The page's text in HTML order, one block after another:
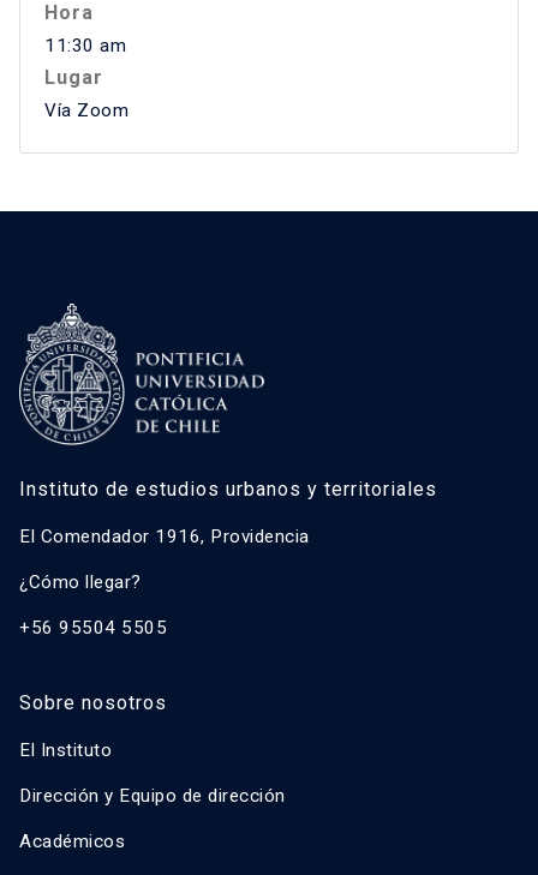
Hora
11:30 am
Lugar
Vía Zoom
Instituto de estudios urbanos y territoriales
El Comendador 1916, Providencia
¿Cómo llegar?
+56 95504 5505
Sobre nosotros
El Instituto
Dirección y Equipo de dirección
Académicos